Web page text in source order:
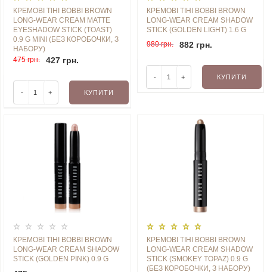
КРЕМОВІ ТІНІ BOBBI BROWN
LONG-WEAR CREAM MATTE
EYESHADOW STICK (TOAST)
0.9 G MINI (БЕЗ КОРОБОЧКИ, З
НАБОРУ)
475 грн.
427 грн.
- + КУПИТИ
КРЕМОВІ ТІНІ BOBBI BROWN
LONG-WEAR CREAM SHADOW
STICK (GOLDEN LIGHT) 1.6 G
980 грн.
882 грн.
- + КУПИТИ
КРЕМОВІ ТІНІ BOBBI BROWN
LONG-WEAR CREAM SHADOW
STICK (GOLDEN PINK) 0.9 G
КРЕМОВІ ТІНІ BOBBI BROWN
LONG-WEAR CREAM SHADOW
STICK (SMOKEY TOPAZ) 0.9 G
(БЕЗ КОРОБОЧКИ, З НАБОРУ)